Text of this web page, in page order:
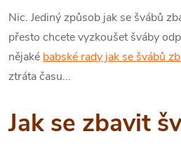
Nic. Jediný způsob jak se švábů
přesto chcete vyzkoušet šváby
nějakébabské rady jak se švábů
ztráta času...
Jak se zbavit